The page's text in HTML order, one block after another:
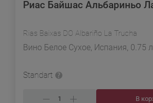
Риас Байшас Альбариньо
Rias Baixas DO Albariño La Trucha
Вино Белое Сухое, Испания, 0.75
Standart
В